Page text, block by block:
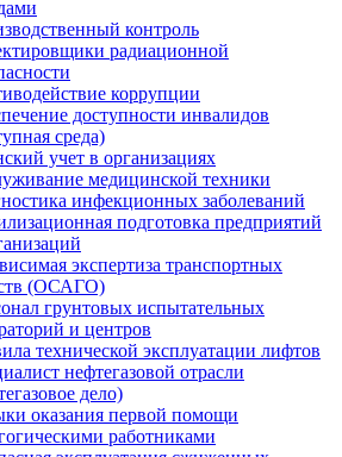
контроль
радиационной
коррупции
доступности инвалидов
среда)
учет в организациях
медицинской техники
инфекционных заболеваний
подготовка предприятий
экспертиза транспортных
(ОСАГО)
грунтовых испытательных
и центров
технической эксплуатации лифтов
нефтегазовой отрасли
дело)
оказания первой помощи
работниками